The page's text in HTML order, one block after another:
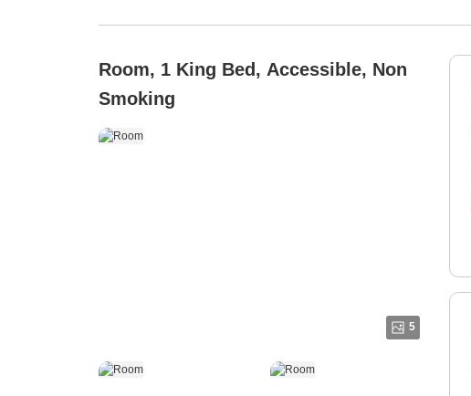
Room, 1 King Bed, Accessible, Non
Smoking
5